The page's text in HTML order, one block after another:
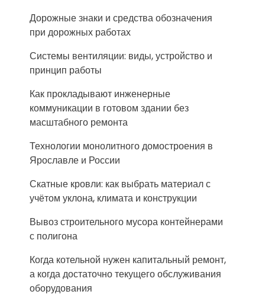
Дорожные знаки и средства обозначения
при дорожных работах
Системы вентиляции: виды, устройство и
принцип работы
Как прокладывают инженерные
коммуникации в готовом здании без
масштабного ремонта
Технологии монолитного домостроения в
Ярославле и России
Скатные кровли: как выбрать материал с
учётом уклона, климата и конструкции
Вывоз строительного мусора контейнерами
с полигона
Когда котельной нужен капитальный ремонт,
а когда достаточно текущего обслуживания
оборудования